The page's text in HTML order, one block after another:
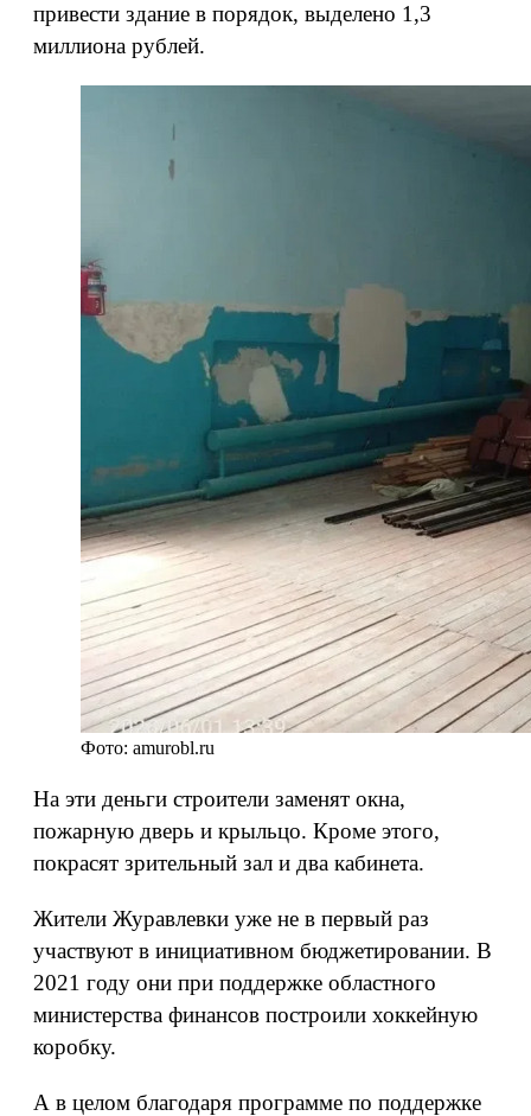
привести здание в порядок, выделено 1,3
миллиона рублей.
Фото: amurobl.ru
На эти деньги строители заменят окна,
пожарную дверь и крыльцо. Кроме этого,
покрасят зрительный зал и два кабинета.
Жители Журавлевки уже не в первый раз
участвуют в инициативном бюджетировании. В
2021 году они при поддержке областного
министерства финансов построили хоккейную
коробку.
А в целом благодаря программе по поддержке